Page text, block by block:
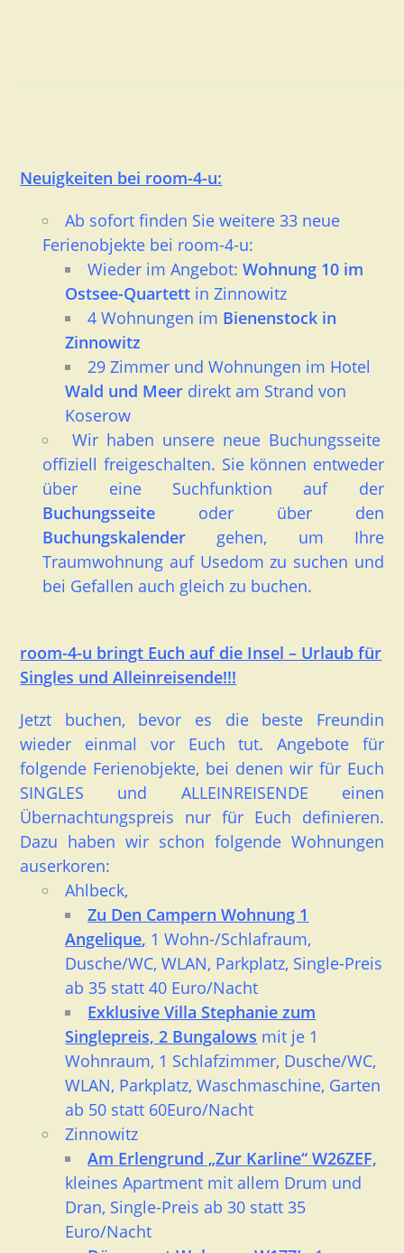
Neuigkeiten bei room-4-u:
Ab sofort finden Sie weitere 33 neue
Ferienobjekte bei room-4-u:
Wieder im Angebot:Wohnung 10 im
Ostsee-Quartett in Zinnowitz
4 Wohnungen im Bienenstock in
Zinnowitz
29 Zimmer und Wohnungen im Hotel
Wald und Meer direkt am Strand von
Koserow
Wir haben unsere neue Buchungsseite
offiziell freigeschalten. Sie können entweder
über eine Suchfunktion auf der
Buchungsseite oder über den
Buchungskalender gehen, um Ihre
Traumwohnung auf Usedom zu suchen und
bei Gefallen auch gleich zu buchen.
room-4-u bringt Euch auf die Insel – Urlaub für
Singles und Alleinreisende!!!
Jetzt buchen, bevor es die beste Freundin
wieder einmal vor Euch tut. Angebote für
folgende Ferienobjekte, bei denen wir für Euch
SINGLES und ALLEINREISENDE einen
Übernachtungspreis nur für Euch definieren.
Dazu haben wir schon folgende Wohnungen
auserkoren:
Ahlbeck,
Zu Den Campern Wohnung 1
Angelique, 1 Wohn-/Schlafraum,
Dusche/WC, WLAN, Parkplatz, Single-Preis
ab 35 statt 40 Euro/Nacht
Exklusive Villa Stephanie zum
Singlepreis, 2 Bungalows mit je 1
Wohnraum, 1 Schlafzimmer, Dusche/WC,
WLAN, Parkplatz, Waschmaschine, Garten
ab 50 statt 60Euro/Nacht
Zinnowitz
Am Erlengrund „Zur Karline“ W26ZEF,
kleines Apartment mit allem Drum und
Dran, Single-Preis ab 30 statt 35
Euro/Nacht